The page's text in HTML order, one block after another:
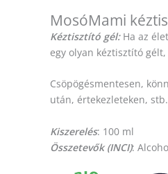
MosóMami
Kéztisztító gél: Ha az
egy olyan kéztisztító
Csöpögésmentesen,
után, értekezleteken, stb.
Kiszerelés: 100 ml
Összetevők (INCI):